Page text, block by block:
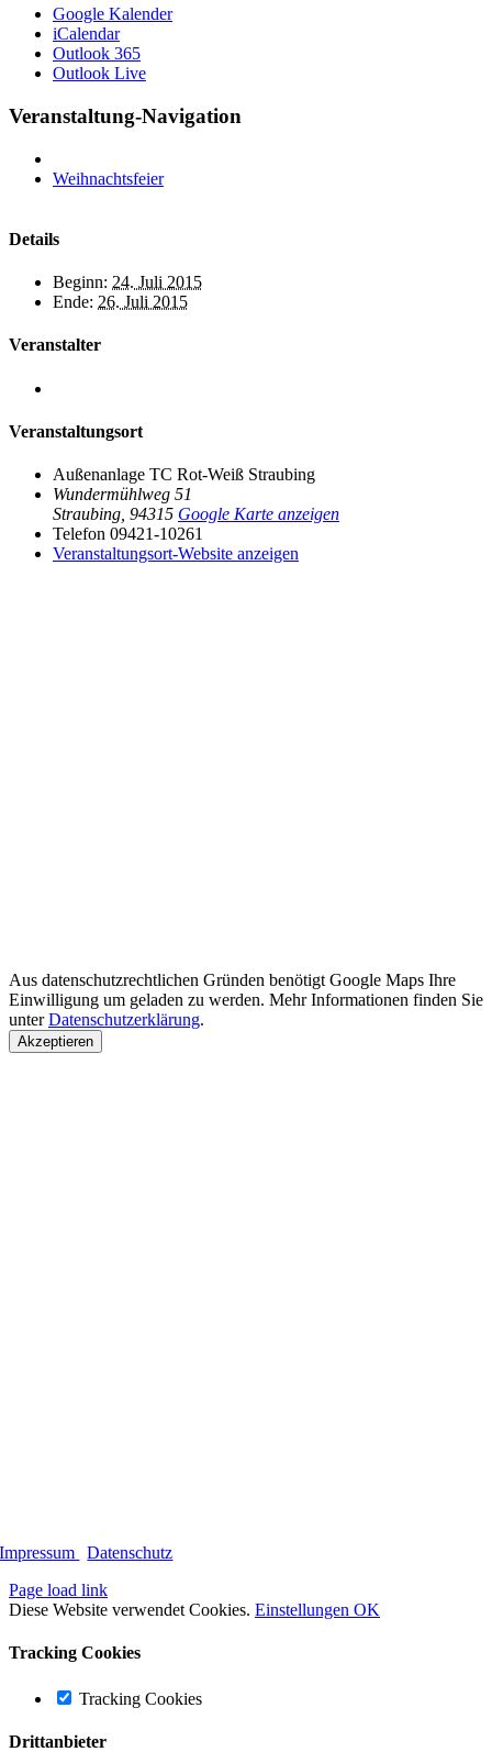
Google Kalender
iCalendar
Outlook 365
Outlook Live
Veranstaltung-Navigation
Weihnachtsfeier
Details
Beginn: 24. Juli 2015
Ende: 26. Juli 2015
Veranstalter
Veranstaltungsort
Außenanlage TC Rot-Weiß Straubing
Wundermühlweg 51
Straubing 94315 Google Karte anzeigen
Telefon 09421-10261
Veranstaltungsort-Website anzeigen
Aus datenschutzrechtlichen Gründen benötigt Google Maps Ihre
Einwilligung um geladen zu werden. Mehr Informationen finden Sie
unterDatenschutzerklärung.
Akzeptieren
Impressum
Datenschutz
Page load link
Diese Website verwendet Cookies. Einstellungen OK
Tracking Cookies
Tracking Cookies
Drittanbieter